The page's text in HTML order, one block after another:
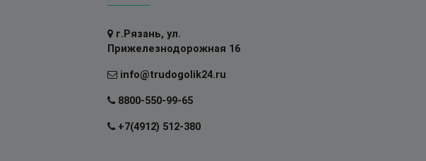
г.Рязань, ул.
Прижелезнодорожная 16
info@trudogolik24.ru
8800-550-99-65
+7(4912) 512-380